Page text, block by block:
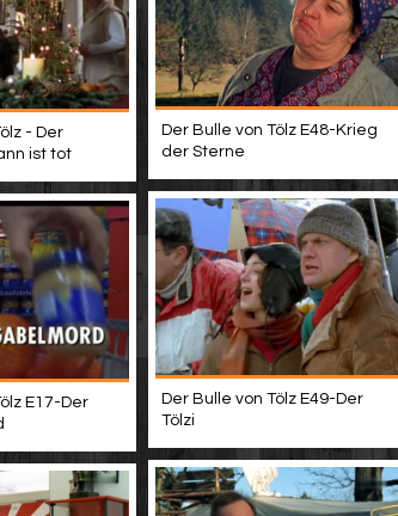
Der Bulle von Tölz E48-Krieg
der Sterne
- Der
ist tot
Der Bulle von Tölz E49-Der
Tölzi
E17-Der